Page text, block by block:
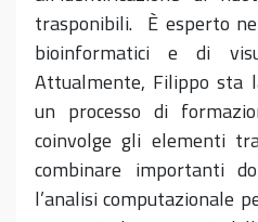
trasponibili. È esperto
bioinformatici e di
Attualmente, Filippo sta
un processo di
coinvolge gli elementi
combinare importanti
l’analisi computazionale